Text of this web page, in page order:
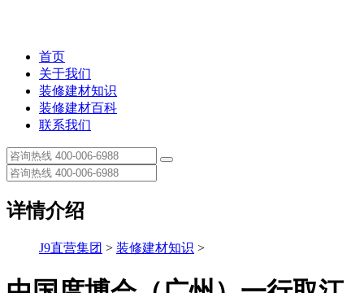
首页
关于我们
装修建材知识
装修建材百科
联系我们
详情介绍
J9直营集团 > 装修建材知识 >